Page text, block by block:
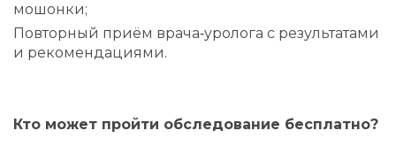
мошонки;
Повторный приём врача‑уролога с результатами
и рекомендациями.
Кто может пройти обследование бесплатно?